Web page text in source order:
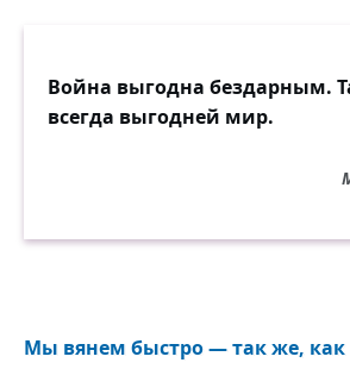
Война выгодна бездарным.
всегда выгодней мир.
Мы вянем быстро — так же, как